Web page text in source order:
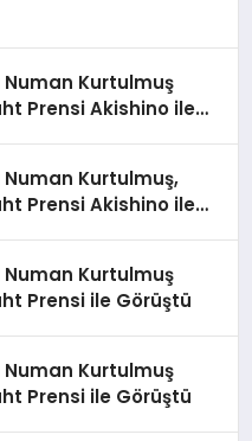
Numan Kurtulmuş
Prensi Akishino ile
Numan Kurtulmuş,
Prensi Akishino ile
Numan Kurtulmuş
Prensi ile Görüştü
Numan Kurtulmuş
Prensi ile Görüştü